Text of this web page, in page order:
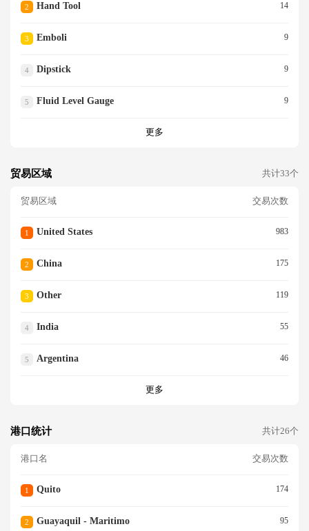
2 Hand Tool 14
3 Emboli 9
4 Dipstick 9
5 Fluid Level Gauge 9
更多
贸易区域 共计33个
贸易区域 交易次数
1 United States 983
2 China 175
3 Other 119
4 India 55
5 Argentina 46
更多
港口统计 共计26个
港口名 交易次数
1 Quito 174
2 Guayaquil - Maritimo 95